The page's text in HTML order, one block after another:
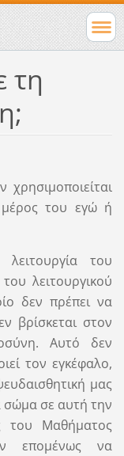
τη
του εγώ ή
του
λειτουργικού
δεν πρέπει να
βρίσκεται στον
Αυτό δεν
τον εγκέφαλο,
μας
σώμα σε αυτή την
του Μαθήματος
επομένως να